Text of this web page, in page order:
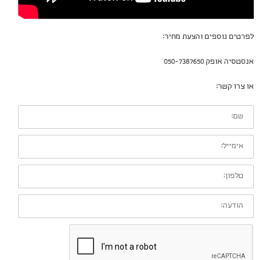
לפרטים נוספים והצעת מחיר:
אנסטסיה אופק 050-7387650
או צרו קשר:
שם:
אימייל:
טלפון:
הודעה: